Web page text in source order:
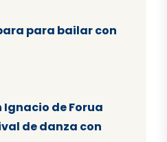
para bailar con
Ignacio de Forua
de danza con